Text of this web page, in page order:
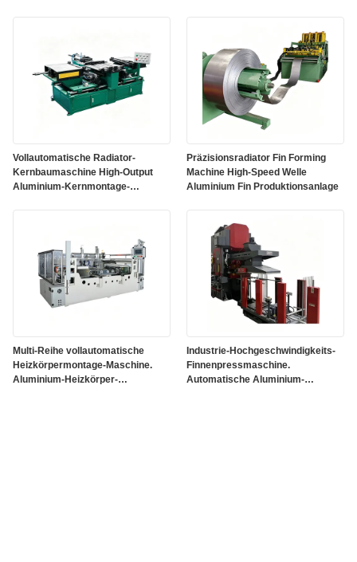
Vollautomatische Radiator-
Kernbaumaschine High-Output
Aluminium-Kernmontage-
Präzisionsradiator Fin Forming
Machine High-Speed Welle
Aluminium Fin Produktionsanlage
Multi-Reihe vollautomatische
Heizkörpermontage-Maschine.
Aluminium-Heizkörper-
Industrie-Hochgeschwindigkeits-
Finnenpressmaschine.
Automatische Aluminium-